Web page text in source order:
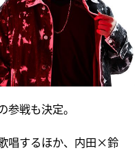
戦も決定。
唱するほか、内田×鈴